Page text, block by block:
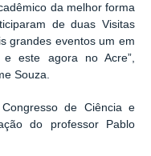
da melhor forma
de duas Visitas
grandes eventos um em
e este agora no Acre”,
Souza.
de Ciência e
do professor Pablo